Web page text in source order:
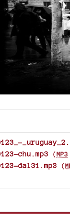
chu.mp3 (MP3
dal31.mp3 (